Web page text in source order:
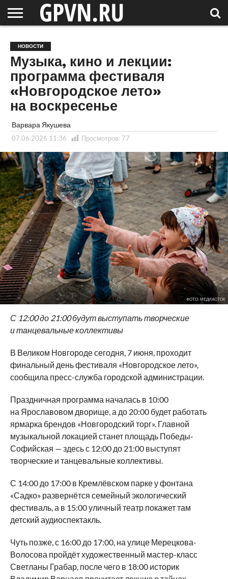
ОБЛАСТЬ
НОВОСТИ
СОСЕДЕЙ
РОССИЯ
/ МИР
СПЕЦПРОЕКТЫ
БЛОГ
СТАТЬИ
ФОТОРЕПОРТАЖИ
ИНТЕРВЬЮ
ОБЪЕКТЫ
ПОДБОРКИ
НОВОСТИ
Музыка, кино и лекции:
программа фестиваля
«Новгородское лето»
на воскресенье
Варвара Якушева
07.06.2026 11:36 Просмотров: 77
ФОТО: МЕДИАСТОК
С 12:00 до 21:00 будут выступать творческие
и танцевальные коллективы
В Великом Новгороде сегодня, 7 июня, проходит
финальный день фестиваля «Новгородское лето»,
сообщила пресс-служба городской администрации.
Праздничная программа началась в 10:00
на Ярославовом дворище, а до 20:00 будет работать
ярмарка брендов «Новгородский торг». Главной
музыкальной локацией станет площадь Победы-
Софийская — здесь с 12:00 до 21:00 выступят
творческие и танцевальные коллективы.
С 14:00 до 17:00 в Кремлёвском парке у фонтана
«Садко» развернётся семейный экологический
фестиваль, а в 15:00 уличный театр покажет там
детский аудиоспектакль.
Чуть позже, с 16:00 до 17:00, на улице Мерецкова-
Волосова пройдёт художественный мастер-класс
Светланы Грабар, после чего в 18:00 историк